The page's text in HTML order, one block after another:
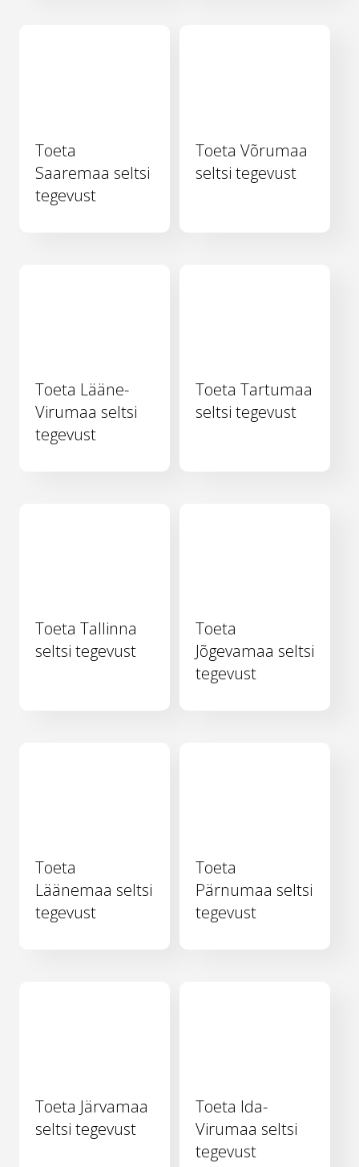
Toeta
Saaremaa seltsi
tegevust
Toeta Võrumaa
seltsi tegevust
Toeta Lääne-
Virumaa seltsi
tegevust
Toeta Tartumaa
seltsi tegevust
Toeta Tallinna
seltsi tegevust
Toeta
Jõgevamaa seltsi
tegevust
Toeta
Läänemaa seltsi
tegevust
Toeta
Pärnumaa seltsi
tegevust
Toeta Järvamaa
seltsi tegevust
Toeta Ida-
Virumaa seltsi
tegevust